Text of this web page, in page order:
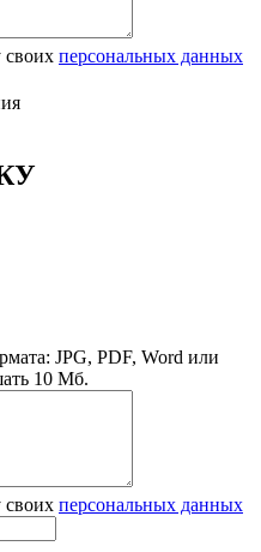
своих персональных данных
JPG, PDF, Word или
10 Мб.
своих персональных данных